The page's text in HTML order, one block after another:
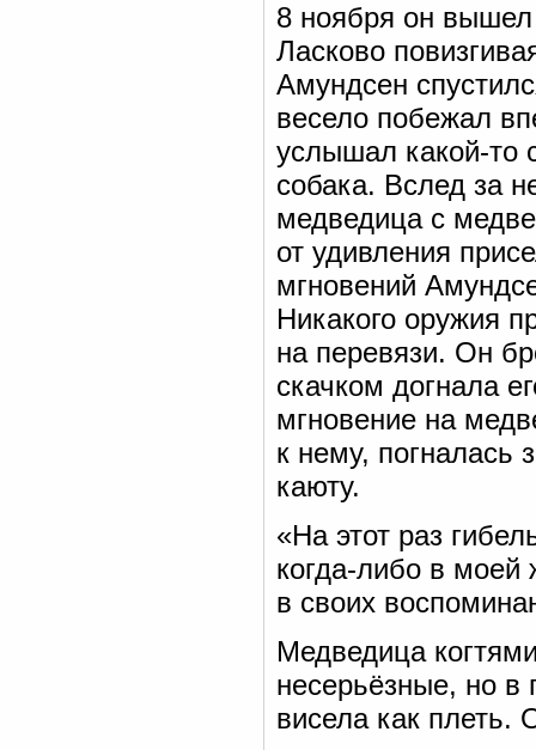
8 ноября он
Ласково
Амундсен
весело побежал
услышал какой-то
собака. Вслед за
медведица с
от удивления
мгновений
Никакого оружия
на перевязи. Он
скачком догнала
мгновение на
к нему, погналась
каюту.
«На этот раз
когда-либо в
в своих
Медведица
несерьёзные, но в
висела как плеть.